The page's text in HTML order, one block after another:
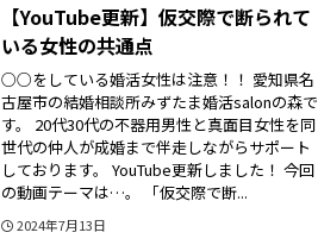
【YouTube更新】仮交際で断られて
いる女性の共通点
○○をしている婚活女性は注意！！ 愛知県名
古屋市の結婚相談所みずたま婚活salonの森で
す。 20代30代の不器用男性と真面目女性を同
世代の仲人が成婚まで伴走しながらサポート
しております。 YouTube更新しました！ 今回
の動画テーマは…。 「仮交際で断...
2024年7月13日